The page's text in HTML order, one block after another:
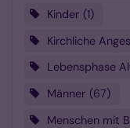
Kinder 1
Kirchliche
Lebensphase
Männer 67
Menschen mit